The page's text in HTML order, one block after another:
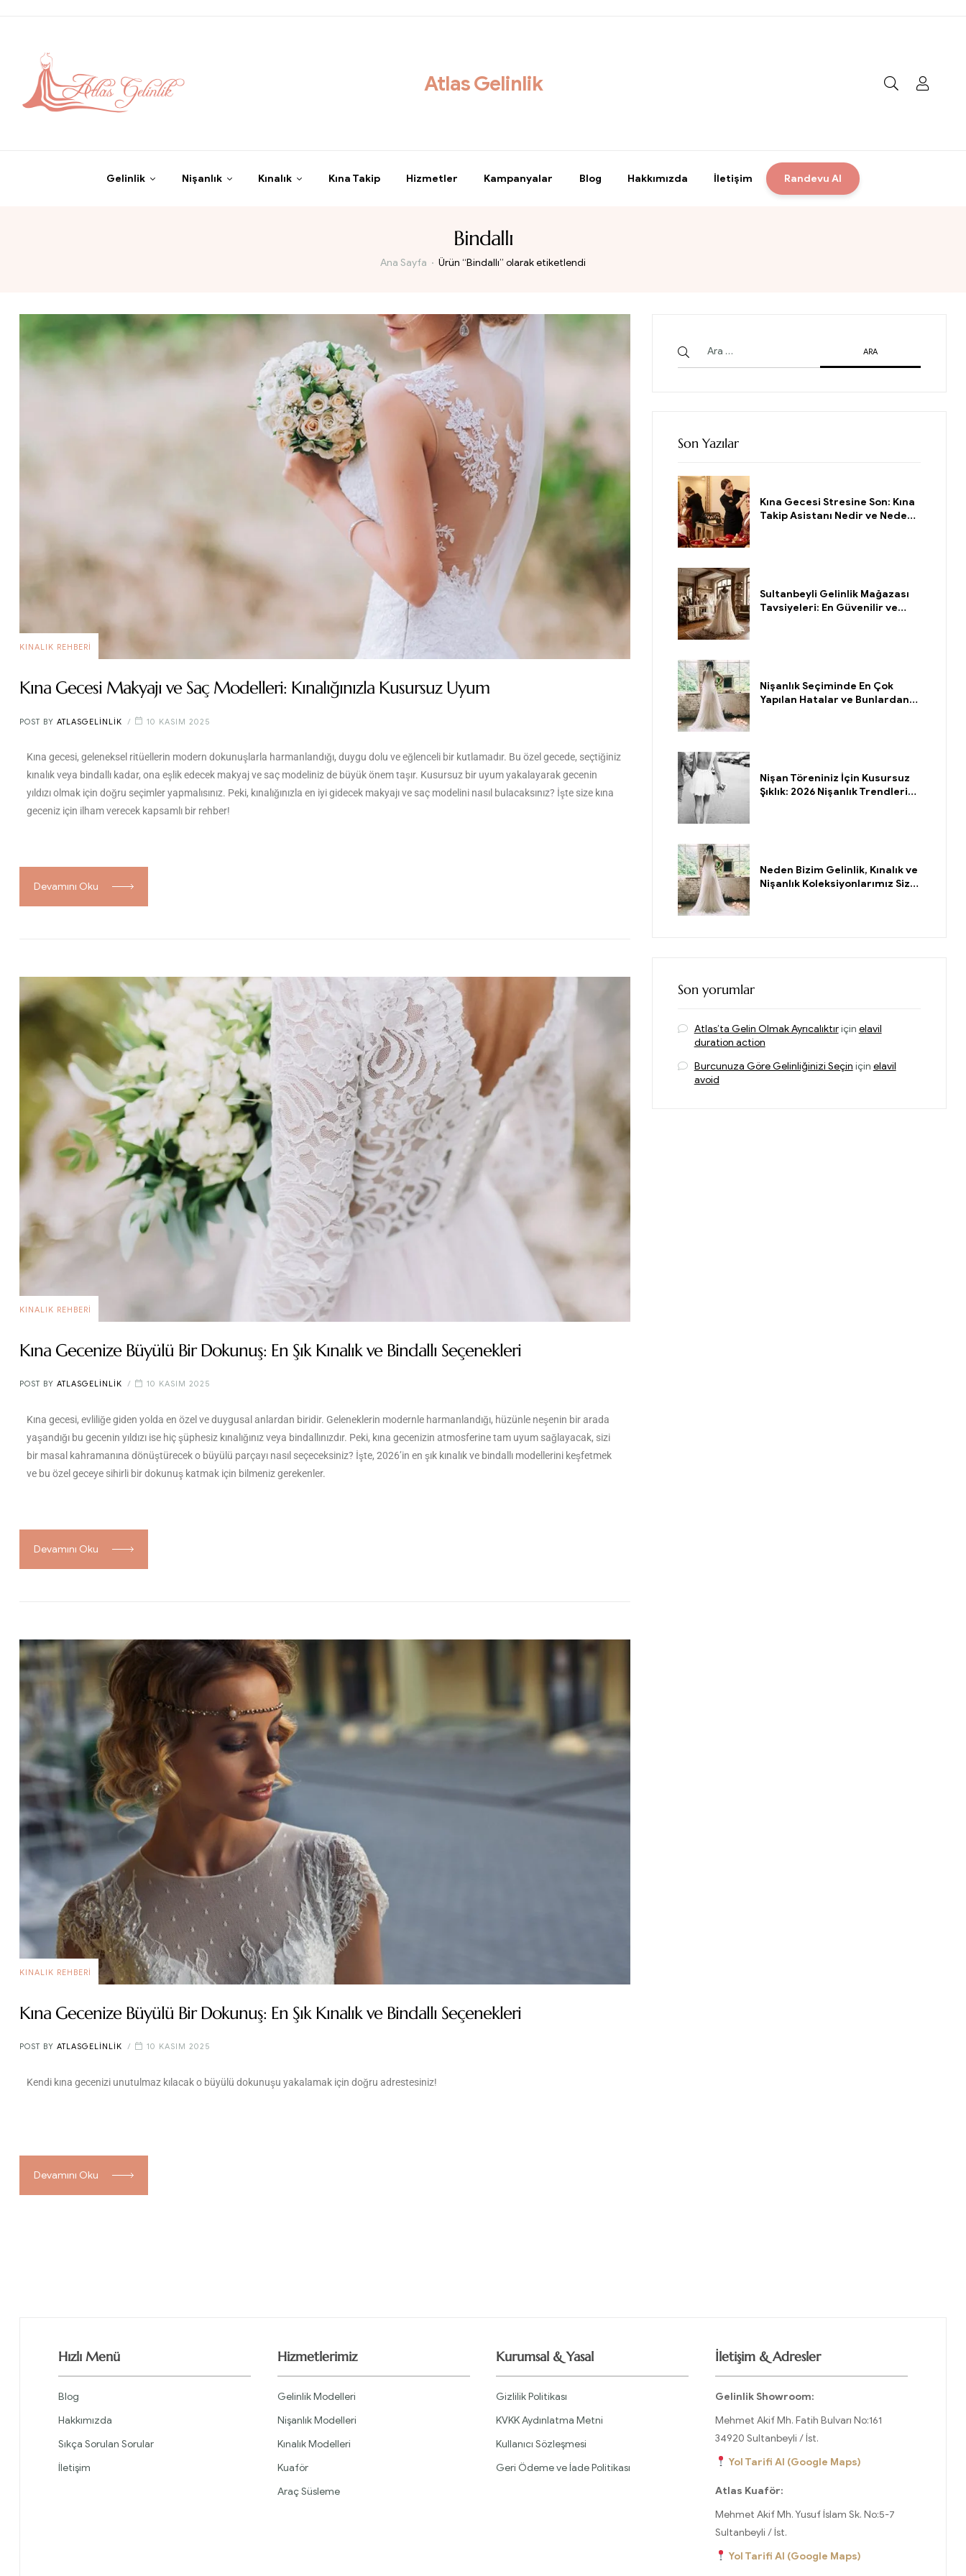
Atlas Gelinlik
Gelinlik Nişanlık Kınalık Kına Takip Hizmetler Kampanyalar Blog Hakkımızda İletişim Randevu Al
Bindallı
Ana Sayfa Ürün “Bindallı” olarak etiketlendi
KINALIK REHBERI
Kına Gecesi Makyajı ve Saç Modelleri: Kınalığınızla Kusursuz Uyum
POST BY ATLASGELINLIK 10 KASIM 2025
Kına gecesi, geleneksel ritüellerin modern dokunuşlarla harmanlandığı, duygu dolu ve eğlenceli bir kutlamadır. Bu özel gecede, seçtiğiniz
kınalık veya bindallı kadar, ona eşlik edecek makyaj ve saç modeliniz de büyük önem taşır. Kusursuz bir uyum yakalayarak gecenin
yıldızı olmak için doğru seçimler yapmalısınız. Peki, kınalığınızla en iyi gidecek makyajı ve saç modelini nasıl bulacaksınız? İşte size kına
geceniz için ilham verecek kapsamlı bir rehber!
Devamını Oku
KINALIK REHBERI
Kına Gecenize Büyülü Bir Dokunuş: En Şık Kınalık ve Bindallı Seçenekleri
POST BY ATLASGELINLIK 10 KASIM 2025
Kına gecesi, evliliğe giden yolda en özel ve duygusal anlardan biridir. Geleneklerin modernle harmanlandığı, hüzünle neşenin bir arada
yaşandığı bu gecenin yıldızı ise hiç şüphesiz kınalığınız veya bindallınızdır. Peki, kına gecenizin atmosferine tam uyum sağlayacak, sizi
bir masal kahramanına dönüştürecek o büyülü parçayı nasıl seçeceksiniz? İşte, 2026’in en şık kınalık ve bindallı modellerini keşfetmek
ve bu özel geceye sihirli bir dokunuş katmak için bilmeniz gerekenler.
Devamını Oku
KINALIK REHBERI
Kına Gecenize Büyülü Bir Dokunuş: En Şık Kınalık ve Bindallı Seçenekleri
POST BY ATLASGELINLIK 10 KASIM 2025
Kendi kına gecenizi unutulmaz kılacak o büyülü dokunuşu yakalamak için doğru adrestesiniz!
Devamını Oku
Son Yazılar
Kına Gecesi Stresine Son: Kına
Takip Asistanı Nedir ve Neden
Sultanbeyli Gelinlik Mağazası
Tavsiyeleri: En Güvenilir ve
Nişanlık Seçiminde En Çok
Yapılan Hatalar ve Bunlardan
Nişan Töreniniz İçin Kusursuz
Şıklık: 2026 Nişanlık Trendleri
Neden Bizim Gelinlik, Kınalık ve
Nişanlık Koleksiyonlarımız Sizin
Son yorumlar
Atlas’ta Gelin Olmak Ayrıcalıktıriçin elavil
duration action
Burcunuza Göre Gelinliğinizi Seçin için elavil
avoid
Hızlı Menü
Blog
Hakkımızda
Sıkça Sorulan Sorular
İletişim
Hizmetlerimiz
Gelinlik Modelleri
Nişanlık Modelleri
Kınalık Modelleri
Kuaför
Araç Süsleme
Kurumsal & Yasal
Gizlilik Politikası
KVKK Aydınlatma Metni
Kullanıcı Sözleşmesi
Geri Ödeme ve İade Politikası
İletişim & Adresler
Gelinlik Showroom:
Mehmet Akif Mh. Fatih Bulvarı No:161
34920 Sultanbeyli / İst.
Yol Tarifi Al (Google Maps)
Atlas Kuaför:
Mehmet Akif Mh. Yusuf İslam Sk. No:5-7
Sultanbeyli / İst.
Yol Tarifi Al (Google Maps)